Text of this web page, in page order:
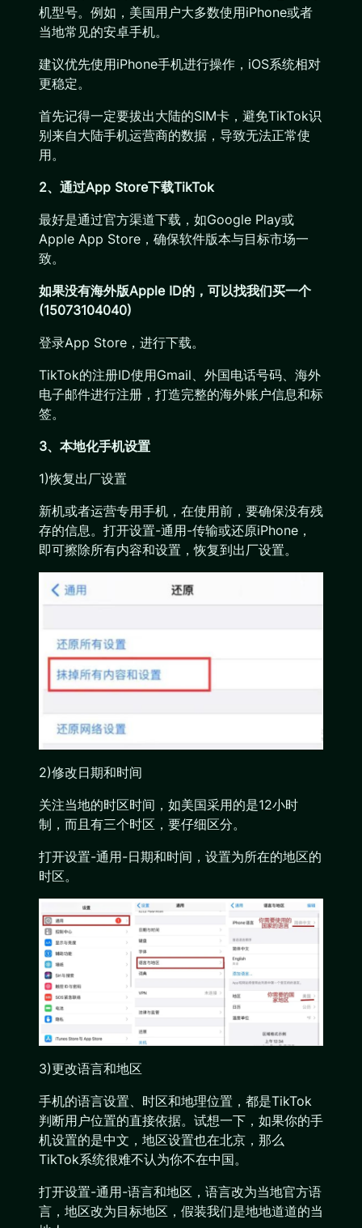
机型号。例如，美国用户大多数使用iPhone或者
当地常见的安卓手机。
建议优先使用iPhone手机进行操作，iOS系统相对
更稳定。
首先记得一定要拔出大陆的SIM卡，避免TikTok识
别来自大陆手机运营商的数据，导致无法正常使
用。
2、通过App Store下载TikTok
最好是通过官方渠道下载，如Google Play或
Apple App Store，确保软件版本与目标市场一
致。
如果没有海外版Apple ID的，可以找我们买一个
(15073104040)
登录App Store，进行下载。
TikTok的注册ID使用Gmail、外国电话号码、海外
电子邮件进行注册，打造完整的海外账户信息和标
签。
3、本地化手机设置
1)恢复出厂设置
新机或者运营专用手机，在使用前，要确保没有残
存的信息。打开设置-通用-传输或还原iPhone，
即可擦除所有内容和设置，恢复到出厂设置。
2)修改日期和时间
关注当地的时区时间，如美国采用的是12小时
制，而且有三个时区，要仔细区分。
打开设置-通用-日期和时间，设置为所在的地区的
时区。
3)更改语言和地区
手机的语言设置、时区和地理位置，都是TikTok
判断用户位置的直接依据。试想一下，如果你的手
机设置的是中文，地区设置也在北京，那么
TikTok系统很难不认为你不在中国。
打开设置-通用-语言和地区，语言改为当地官方语
言，地区改为目标地区，假装我们是地地道道的当